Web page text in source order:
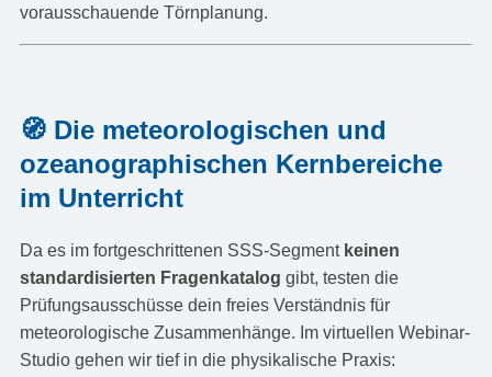
vorausschauende Törnplanung.
🧭 Die meteorologischen und
ozeanographischen Kernbereiche
im Unterricht
Da es im fortgeschrittenen SSS-Segment keinen
standardisierten Fragenkatalog gibt, testen die
Prüfungsausschüsse dein freies Verständnis für
meteorologische Zusammenhänge. Im virtuellen Webinar-
Studio gehen wir tief in die physikalische Praxis: